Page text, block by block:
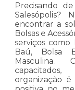
Precisando
Salesópolis?
encontrar a
Bolsas e
serviços como
Baú, Bolsa
Masculina.
organização